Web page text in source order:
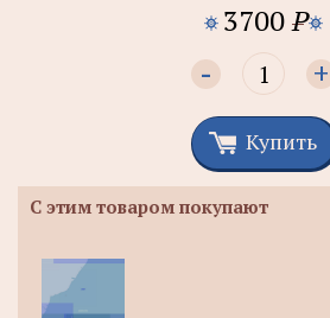
3700P
- +
Купить
С этим товаром покупают